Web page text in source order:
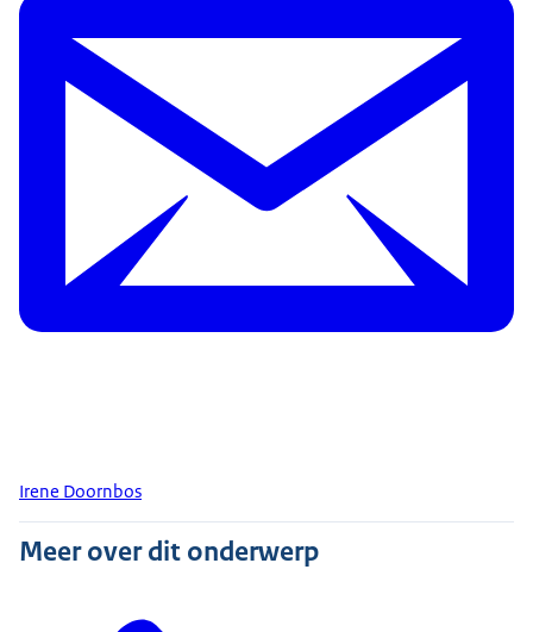
Irene Doornbos
Meer over dit onderwerp